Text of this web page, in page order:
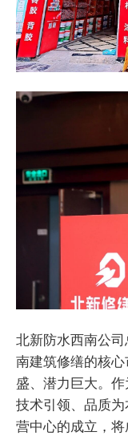
北新防水西南公
南建筑修缮的核
盛、潜力巨大。
技术引领、品质
营中心的成立，